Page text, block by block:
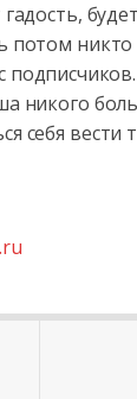
потом
никого
себя вести